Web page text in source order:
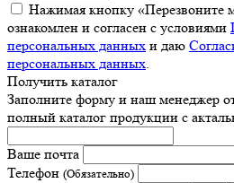
Нажимая кнопку «Перезвоните
ознакомлен и согласен с условиями
персональных данных и даю
персональных данных.
Получить каталог
Заполните форму и наш менеджер
полный каталог продукции с
Ваше почта
Телефон (Обязательно)